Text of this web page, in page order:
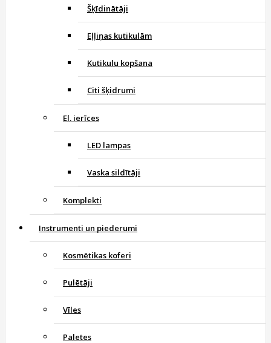
Šķīdinātāji
Eļļiņas kutikulām
Kutikulu kopšana
Citi šķidrumi
El. ierīces
LED lampas
Vaska sildītāji
Komplekti
Instrumenti un piederumi
Kosmētikas koferi
Pulētāji
Vīles
Paletes